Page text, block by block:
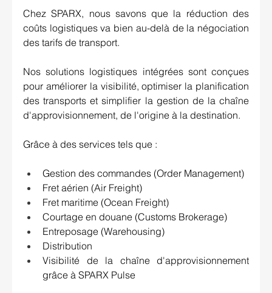
Chez SPARX, nous savons que la réduction des
coûts logistiques va bien au-delà de la négociation
des tarifs de transport.
Nos solutions logistiques intégrées sont conçues
pour améliorer la visibilité, optimiser la planification
des transports et simplifier la gestion de la chaîne
d'approvisionnement, de l'origine à la destination.
Grâce à des services tels que :
Gestion des commandes (Order Management)
Fret aérien (Air Freight)
Fret maritime (Ocean Freight)
Courtage en douane (Customs Brokerage)
Entreposage (Warehousing)
Distribution
Visibilité de la chaîne d'approvisionnement
grâce à SPARX Pulse